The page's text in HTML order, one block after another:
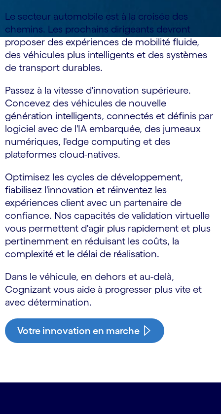
Le secteur automobile est à la croisée des
chemins. Les prochains dirigeants devront
proposer des expériences de mobilité fluide,
des véhicules plus intelligents et des systèmes
de transport durables.
Passez à la vitesse d'innovation supérieure.
Concevez des véhicules de nouvelle
génération intelligents, connectés et définis par
logiciel avec de l'IA embarquée, des jumeaux
numériques, l'edge computing et des
plateformes cloud-natives.
Optimisez les cycles de développement,
fiabilisez l'innovation et réinventez les
expériences client avec un partenaire de
confiance. Nos capacités de validation virtuelle
vous permettent d'agir plus rapidement et plus
pertinemment en réduisant les coûts, la
complexité et le délai de réalisation.
Dans le véhicule, en dehors et au-delà,
Cognizant vous aide à progresser plus vite et
avec détermination.
Votre innovation en marche